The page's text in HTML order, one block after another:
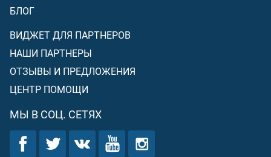
БЛОГ
ВИДЖЕТ ДЛЯ ПАРТНЕРОВ
НАШИ ПАРТНЕРЫ
ОТЗЫВЫ И ПРЕДЛОЖЕНИЯ
ЦЕНТР ПОМОЩИ
МЫ В СОЦ. СЕТЯХ